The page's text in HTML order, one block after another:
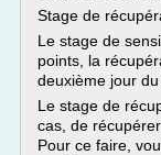
Stage de
Le stage de
points, la
deuxième jour du
Le stage de
cas, de
Pour ce faire,